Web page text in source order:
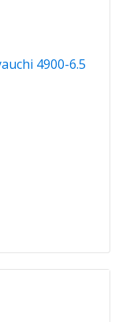
4900-6.5